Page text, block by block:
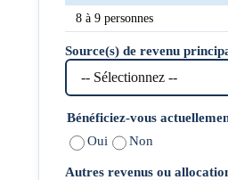
8 à 9 personnes
Source(s) de revenu
Bénéficiez-vous
Oui
Non
Autres revenus ou